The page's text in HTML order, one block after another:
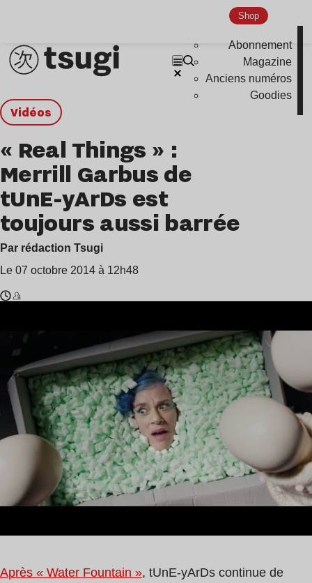
Shop
Abonnement
Magazine
Anciens numéros
Goodies
Vidéos
« Real Things » :
Merrill Garbus de
tUnE-yArDs est
toujours aussi barrée
Par rédaction Tsugi
Le 07 octobre 2014 à 12h48
min
Tune
Yards
Après « Water Fountain », tUnE-yArDs continue de